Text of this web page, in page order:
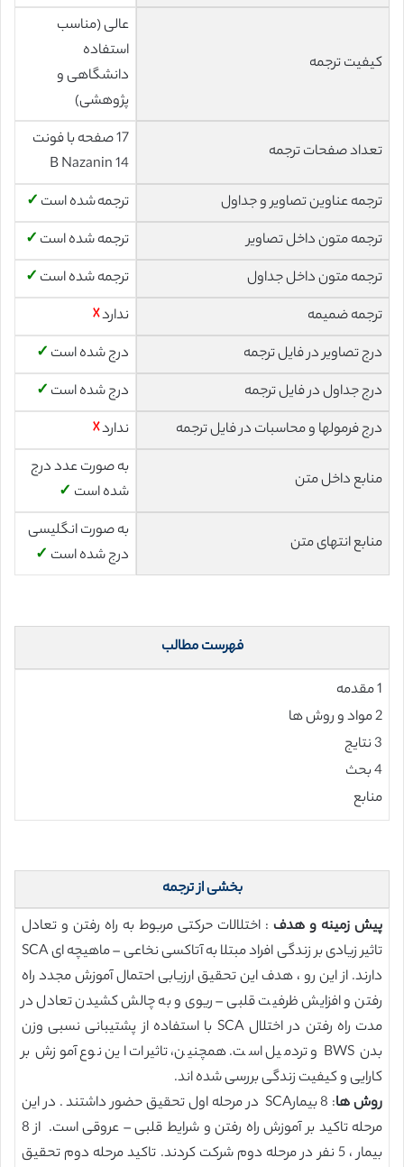
کیفیت ترجمه
عالی (مناسب
استفاده
دانشگاهی و
پژوهشی)
تعداد صفحات ترجمه
17 صفحه با فونت
14 B Nazanin
ترجمه عناوین تصاویر و جداول
ترجمه شده است ✓
ترجمه متون داخل تصاویر
ترجمه شده است ✓
ترجمه متون داخل جداول
ترجمه شده است ✓
ترجمه ضمیمه
ندارد☓
درج تصاویر در فایل ترجمه
درج شده است ✓
درج جداول در فایل ترجمه
درج شده است ✓
درج فرمولها و محاسبات در فایل ترجمه
ندارد☓
منابع داخل متن
به صورت عدد درج
شده است ✓
منابع انتهای متن
به صورت انگلیسی
درج شده است ✓
فهرست مطالب
1 مقدمه
2 مواد و روش ها
3 نتایج
4 بحث
منابع
بخشی از ترجمه
پیش زمینه و هدف: اختلالات حرکتی مربوط به راه رفتن و تعادل
تاثیر زیادی بر زندگی افراد مبتلا به آتاکسی نخاعی – ماهیچه ای SCA
دارند. از این رو ، هدف این تحقیق ارزیابی احتمال آموزش مجدد راه
رفتن و افزایش ظرفیت قلبی – ریوی و به چالش کشیدن تعادل در
مدت راه رفتن در اختلال SCA با استفاده از پشتیبانی نسبی وزن
بدن BWS و تردمیل است. همچنین، تاثیرات این نوع آموزش بر
کارایی و کیفیت زندگی بررسی شده اند.
روش ها
: 8 بیمارSCA در مرحله اول تحقیق حضور داشتند . در این
مرحله تاکید بر آموزش راه رفتن و شرایط قلبی – عروقی است. از 8
بیمار ، 5 نفر در مرحله دوم شرکت کردند. تاکید مرحله دوم تحقیق